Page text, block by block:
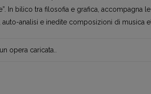
In bilico tra filosofia e grafica, accompagna
auto-analisi e inedite composizioni di musica
opera caricata..